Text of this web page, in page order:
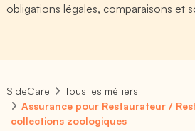
obligations légales, comparaisons et
SideCare
Tous les métiers
Assurance pour Restaurateur /
collections zoologiques